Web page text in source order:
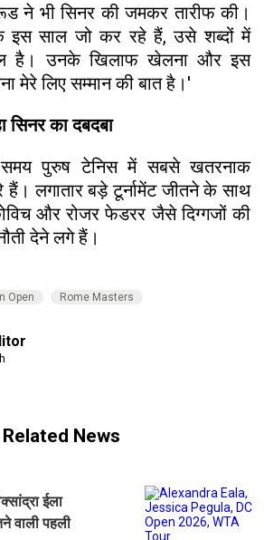
ने भी सिनर की जमकर तारीफ की।
इस साल जो कर रहे हैं, उसे शब्दों में
है। उनके खिलाफ खेलना और इस
मेरे लिए सम्मान की बात है।'
सिनर का दबदबा
समय पुरुष टेनिस में सबसे खतरनाक
लगातार बड़े टूर्नामेंट जीतने के साथ
और रोजर फेडरर जैसे दिग्गजों की
देने लगे हैं।
Open Rome Masters
Related News
ईला
वाली पहली